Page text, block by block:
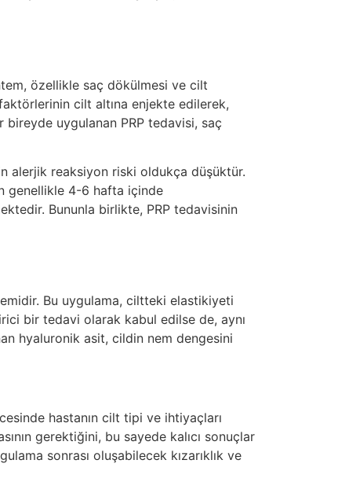
özellikle saç dökülmesi ve cilt
cilt altına enjekte edilerek,
uygulanan PRP tedavisi, saç
alerjik reaksiyon riski oldukça düşüktür.
genellikle 4-6 hafta içinde
Bununla birlikte, PRP tedavisinin
Bu uygulama, ciltteki elastikiyeti
bir tedavi olarak kabul edilse de, aynı
hyaluronik asit, cildin nem dengesini
hastanın cilt tipi ve ihtiyaçları
gerektiğini, bu sayede kalıcı sonuçlar
sonrası oluşabilecek kızarıklık ve